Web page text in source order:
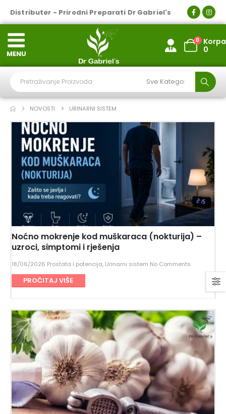
Distributer - Prirodni Preparati Dr Gabriel's
MENU
0
Korpa
0
NOVOSTI URINARNI SISTEM
Noćno mokrenje kod muškaraca (nokturija) –
uzroci, simptomi i rješenja
18/06/2026 Prostata i potencija, Urinarni sistem No Comments
PROČITAJ VIŠE